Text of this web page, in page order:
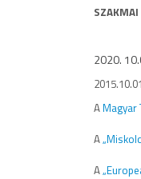
2020.
AMagyar
A
A